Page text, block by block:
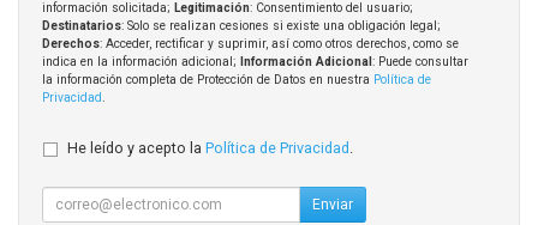
información solicitada; Legitimación: Consentimiento del usuario;
Destinatarios: Solo se realizan cesiones si existe una obligación legal;
Derechos: Acceder, rectificar y suprimir, así como otros derechos, como se
indica en la información adicional;
Información Adicional : Puede consultar
la información completa de Protección de Datos en nuestra Política de
Privacidad
He leído y acepto la Política de Privacidad .
Enviar